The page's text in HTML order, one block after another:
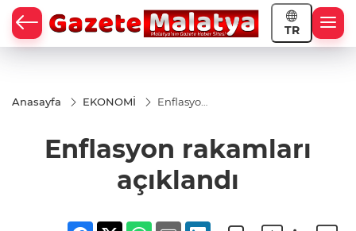
TR
Anasayfa EKONOMİ
Enflasyon
Enflasyon rakamları
açıklandı